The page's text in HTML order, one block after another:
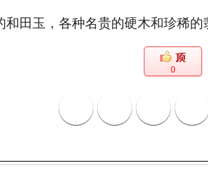
玉，各种名贵的硬木和珍稀的
0